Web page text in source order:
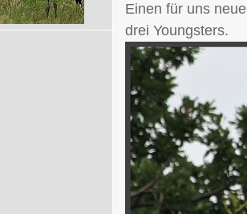
Einen für uns
drei Youngsters.